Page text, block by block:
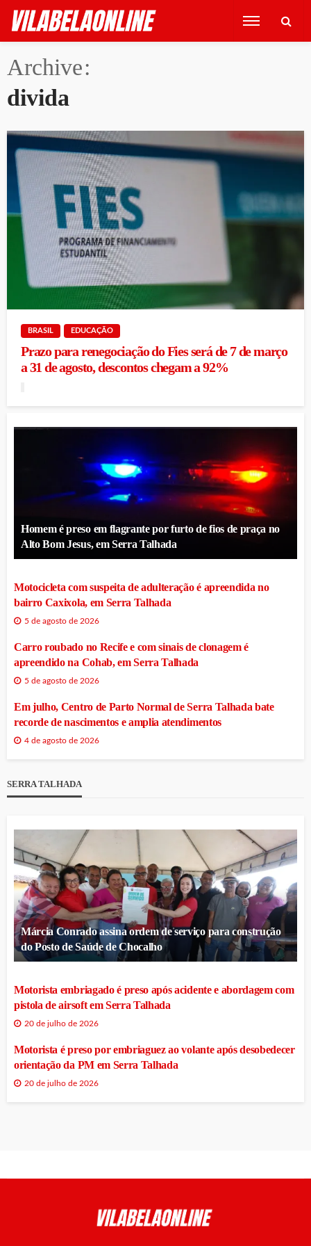
Archive
divida
BRASIL EDUCAÇÃO
Prazo para renegociação do Fies será de 7 de março
a 31 de agosto, descontos chegam a 92%
Homem é preso em flagrante por furto de fios de praça no
Alto Bom Jesus, em Serra Talhada
Motocicleta com suspeita de adulteração é apreendida no
bairro Caxixola, em Serra Talhada
5 de agosto de 2026
Carro roubado no Recife e com sinais de clonagem é
apreendido na Cohab, em Serra Talhada
5 de agosto de 2026
Em julho, Centro de Parto Normal de Serra Talhada bate
recorde de nascimentos e amplia atendimentos
4 de agosto de 2026
SERRA TALHADA
Márcia Conrado assina ordem de serviço para construção
do Posto de Saúde de Chocalho
Motorista embriagado é preso após acidente e abordagem com
pistola de airsoft em Serra Talhada
20 de julho de 2026
Motorista é preso por embriaguez ao volante após desobedecer
orientação da PM em Serra Talhada
20 de julho de 2026